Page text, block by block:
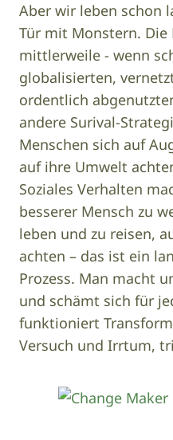
Aber wir leben schon
Tür mit Monstern. Die
mittlerweile - wenn
globalisierten,
ordentlich
andere Surival-
Menschen sich auf
auf ihre Umwelt
Soziales Verhalten
besserer Mensch zu
leben und zu reisen,
achten – das ist ein
Prozess. Man macht
und schämt sich für
funktioniert
Versuch und Irrtum,
Image